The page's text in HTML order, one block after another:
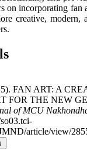
on incorporating fan
creative, modern,
FAN ART: A
FOR THE NEW
of MCU
article/view/